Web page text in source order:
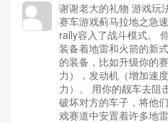
谢谢老大的礼物 游戏玩
赛车游戏蓟马拉地之急
rally容入了战斗模式。
装备着地雷和火箭的新
的装备，比如升级你的
力），发动机（增加速
力）。 用你的靓车去阻
破坏对方的车子，将他
戏赛道中安置着许多地